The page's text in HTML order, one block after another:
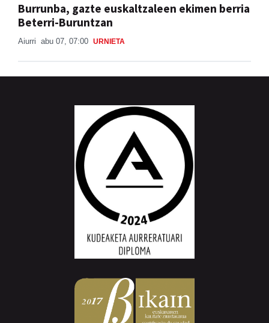
Burrunba, gazte euskaltzaleen ekimen berria
Beterri-Buruntzan
Aiurri abu 07, 07:00 URNIETA